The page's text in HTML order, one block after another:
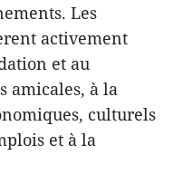
Les
activement
et au
amicales, à la
culturels
et à la